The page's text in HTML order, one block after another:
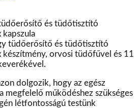
és tüdőtisztító
tüdőerősítő és tüdőtisztító
orvosi tüdőfűvel és 11
dolgozik, hogy az egész
megfelelő működéshez szükséges
létfontosságú testünk